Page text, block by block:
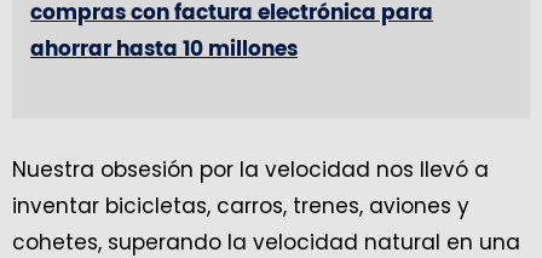
compras con factura electrónica para
ahorrar hasta 10 millones
Nuestra obsesión por la velocidad nos llevó a
inventar bicicletas, carros, trenes, aviones y
cohetes, superando la velocidad natural en una